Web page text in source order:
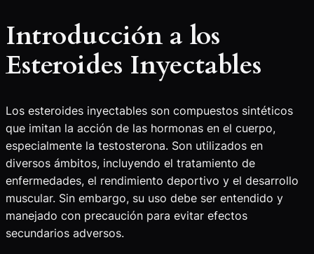
Introducción a los
Esteroides Inyectables
Los esteroides inyectables son compuestos sintéticos
que imitan la acción de las hormonas en el cuerpo,
especialmente la testosterona. Son utilizados en
diversos ámbitos, incluyendo el tratamiento de
enfermedades, el rendimiento deportivo y el desarrollo
muscular. Sin embargo, su uso debe ser entendido y
manejado con precaución para evitar efectos
secundarios adversos.